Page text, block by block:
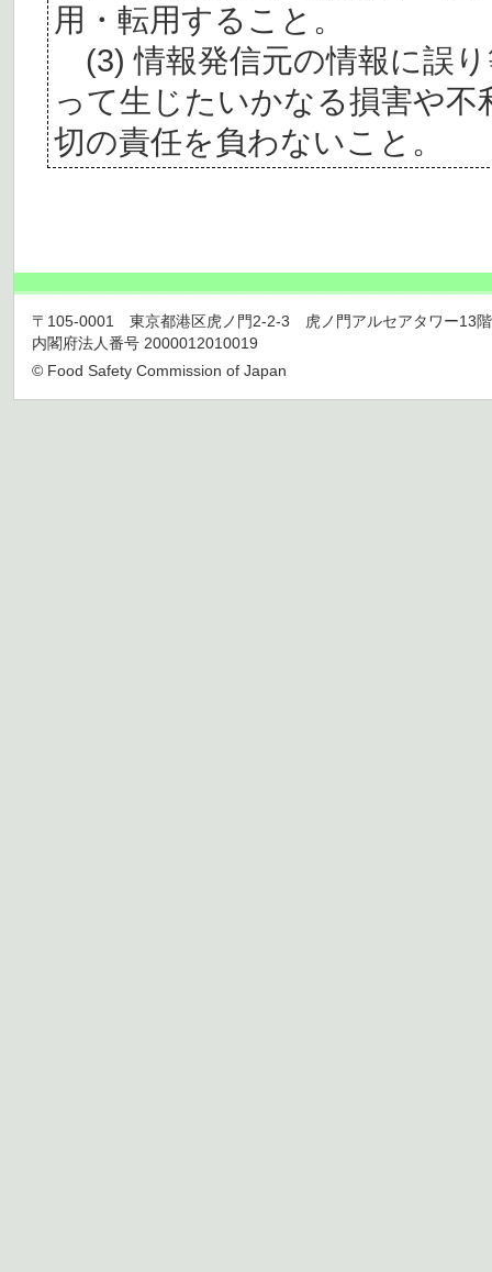
用・転用すること。
(3) 情報発信元の情報に誤
って生じたいかなる損害や
切の責任を負わないこと。
〒105-0001 東京都港区虎ノ門2-2-3 虎ノ門アルセアタワー13
内閣府法人番号 2000012010019
© Food Safety Commission of Japan